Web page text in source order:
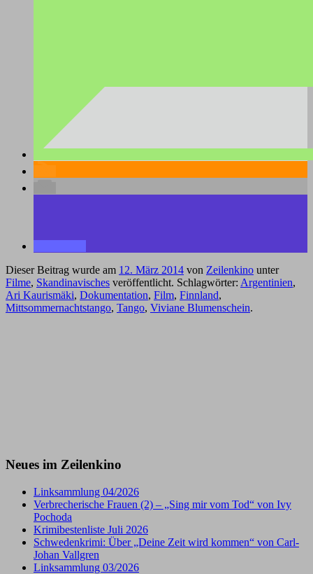
Dieser Beitrag wurde am 12. März 2014 von Zeilenkino unter
Filme, Skandinavisches veröffentlicht. Schlagwörter: Argentinien,
Ari Kaurismäki, Dokumentation, Film, Finnland,
Mittsommernachtstango, Tango, Viviane Blumenschein.
Neues im Zeilenkino
Linksammlung 04/2026
Verbrecherische Frauen (2) – „Sing mir vom Tod“ von Ivy
Pochoda
Krimibestenliste Juli 2026
Schwedenkrimi: Über „Deine Zeit wird kommen“ von Carl-
Johan Vallgren
Linksammlung 03/2026